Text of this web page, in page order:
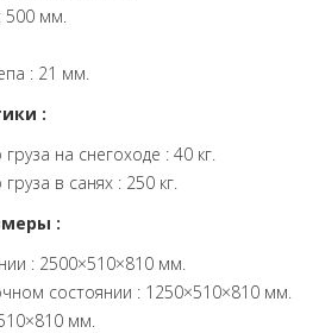
500 мм.
: 21 мм.
:
на снегоходе : 40 кг.
в санях : 250 кг.
:
: 2500×510×810 мм.
состоянии : 1250×510×810 мм.
мм.